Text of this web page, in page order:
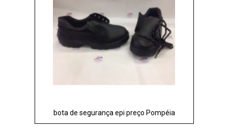
bota de segurança epi preço Pompéia